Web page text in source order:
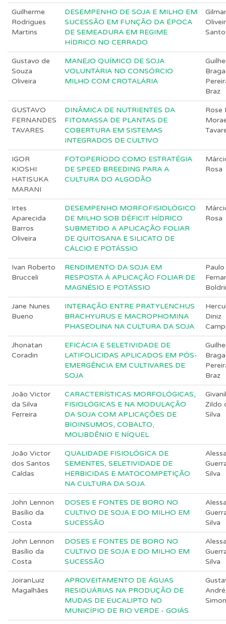
Guilherme
Rodrigues
Martins
DESEMPENHO DE SOJA E MILHO EM
SUCESSÃO EM FUNÇÃO DA ÉPOCA
DE SEMEADURA EM REGIME
HÍDRICO NO CERRADO
Gilmar
Gustavo de
Souza
Oliveira
MANEJO QUÍMICO DE SOJA
VOLUNTÁRIA NO CONSÓRCIO
MILHO COM CROTALÁRIA
Braga
Braz
GUSTAVO
FERNANDES
TAVARES
DINÂMICA DE NUTRIENTES DA
FITOMASSA DE PLANTAS DE
COBERTURA EM SISTEMAS
INTEGRADOS DE CULTIVO
Rose
IGOR
KIOSHI
HATISUKA
MARANI
FOTOPERÍODO COMO ESTRATÉGIA
DE SPEED BREEDING PARA A
CULTURA DO ALGODÃO
Rosa
Irtes
Aparecida
Barros
Oliveira
DESEMPENHO MORFOFISIOLÓGICO
DE MILHO SOB DÉFICIT HÍDRICO
SUBMETIDO A APLICAÇÃO FOLIAR
DE QUITOSANA E SILICATO DE
CÁLCIO E POTÁSSIO
Rosa
Ivan Roberto
Brucceli
RENDIMENTO DA SOJA EM
RESPOSTA À APLICAÇÃO FOLIAR DE
MAGNÉSIO E POTÁSSIO
Paulo
Jane Nunes
Bueno
INTERAÇÃO ENTRE PRATYLENCHUS
BRACHYURUS E MACROPHOMINA
PHASEOLINA NA CULTURA DA SOJA
Diniz
Jhonatan
Coradin
EFICÁCIA E SELETIVIDADE DE
LATIFOLICIDAS APLICADOS EM PÓS-
EMERGÊNCIA EM CULTIVARES DE
SOJA
Braga
Braz
João Victor
da Silva
Ferreira
CARACTERÍSTICAS MORFOLÓGICAS,
FISIOLÓGICAS E NA MODULAÇÃO
DA SOJA COM APLICAÇÕES DE
BIOINSUMOS, COBALTO,
MOLIBDÊNIO E NÍQUEL
Zildo
Silva
João Victor
dos Santos
Caldas
QUALIDADE FISIOLÓGICA DE
SEMENTES, SELETIVIDADE DE
HERBICIDAS E MATOCOMPETIÇÃO
NA CULTURA DA SOJA
Silva
John Lennon
Basílio da
Costa
DOSES E FONTES DE BORO NO
CULTIVO DE SOJA E DO MILHO EM
SUCESSÃO
Silva
John Lennon
Basílio da
Costa
DOSES E FONTES DE BORO NO
CULTIVO DE SOJA E DO MILHO EM
SUCESSÃO
Silva
JoiranLuiz
Magalhães
APROVEITAMENTO DE ÁGUAS
RESIDUÁRIAS NA PRODUÇÃO DE
MUDAS DE EUCALIPTO NO
MUNICÍPIO DE RIO VERDE - GOIÁS
André
Simon